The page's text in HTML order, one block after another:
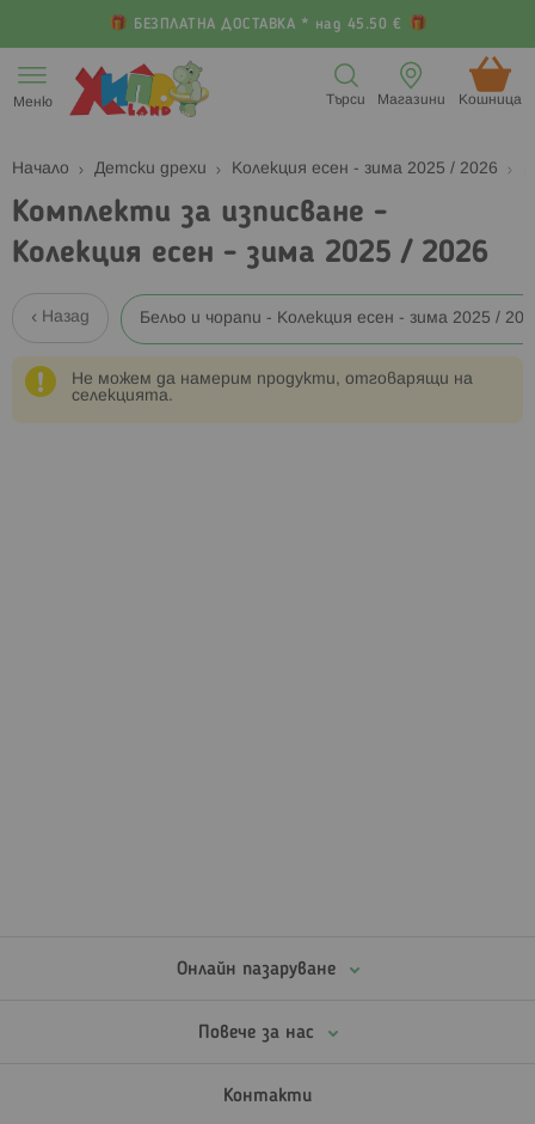
БЕЗПЛАТНА ДОСТАВКА * над 45.50 €
към
съдържанието
Меню Кошница (
Магазини
Търси
Начало Детски дрехи Колекция есен - зима 2025 / 2026
Комплекти за изписване -
Колекция есен - зима 2025 / 2026
Назад Бельо и чорапи - Колекция есен - зима 2025 /
Не можем да намерим продукти, отговарящи на
селекцията.
Онлайн пазаруване
Повече за нас
Контакти